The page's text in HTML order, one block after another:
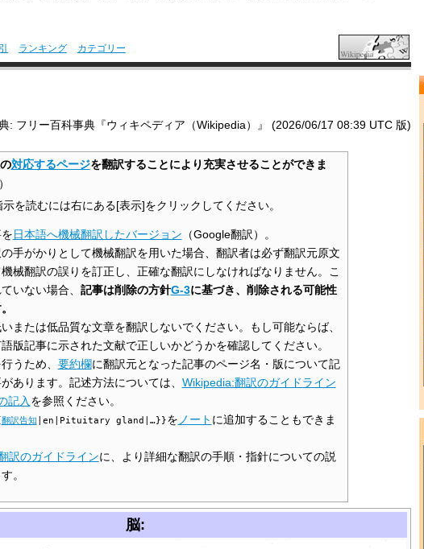
ランキング カテゴリー
: フリー百科事典『ウィキペディア（Wikipedia）』 (2026/06/17 08:39 UTC 版)
対応するページを翻訳することにより充実させることができま
）
を読むには右にある[表示]をクリックしてください。
日本語へ機械翻訳したバージョン （Google翻訳）。
手がかりとして機械翻訳を用いた場合、翻訳者は必ず翻訳元原文
械翻訳の誤りを訂正し、正確な翻訳にしなければなりません。こ
いない場合、 記事は削除の方針G-3に基づき、削除される可能性
または低品質な文章を翻訳しないでください。もし可能ならば、
版記事に示された文献で正しいかどうかを確認してください。
うため、 要約欄に翻訳元となった記事のページ名・版について記
あります。記述方法については、 Wikipedia:翻訳のガイドライン
記入を参照ください。
翻訳告知 |en|Pituitary gland|…}}を ノート に追加することもできま
訳のガイドラインに、より詳細な翻訳の手順・指針についての説
。
脳: